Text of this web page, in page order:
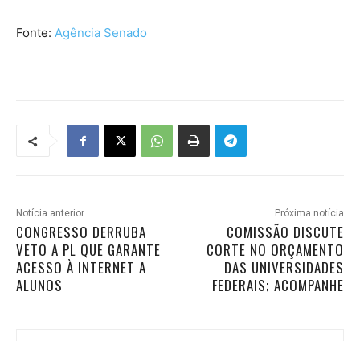
Fonte: Agência Senado
Notícia anterior
CONGRESSO DERRUBA
VETO A PL QUE GARANTE
ACESSO À INTERNET A
ALUNOS
Próxima notícia
COMISSÃO DISCUTE
CORTE NO ORÇAMENTO
DAS UNIVERSIDADES
FEDERAIS; ACOMPANHE